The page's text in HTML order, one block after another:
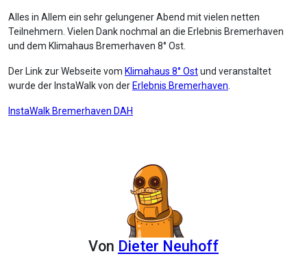
Alles in Allem ein sehr gelungener Abend mit vielen netten
Teilnehmern. Vielen Dank nochmal an die Erlebnis Bremerhaven
und dem Klimahaus Bremerhaven 8° Ost.
Der Link zur Webseite vom Klimahaus 8° Ostund veranstaltet
wurde der InstaWalk von der Erlebnis Bremerhaven
Beitragsnavigation
InstaWalk Bremerhaven DAH
Von Dieter Neuhoff